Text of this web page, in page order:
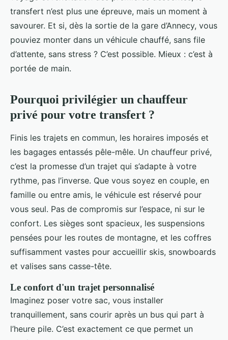
transfert n’est plus une épreuve, mais un moment à
savourer. Et si, dès la sortie de la gare d’Annecy, vous
pouviez monter dans un véhicule chauffé, sans file
d’attente, sans stress ? C’est possible. Mieux : c’est à
portée de main.
Pourquoi privilégier un chauffeur
privé pour votre transfert ?
Finis les trajets en commun, les horaires imposés et
les bagages entassés pêle-mêle. Un chauffeur privé,
c’est la promesse d’un trajet qui s’adapte à votre
rythme, pas l’inverse. Que vous soyez en couple, en
famille ou entre amis, le véhicule est réservé pour
vous seul. Pas de compromis sur l’espace, ni sur le
confort. Les sièges sont spacieux, les suspensions
pensées pour les routes de montagne, et les coffres
suffisamment vastes pour accueillir skis, snowboards
et valises sans casse-tête.
Le confort d'un trajet personnalisé
Imaginez poser votre sac, vous installer
tranquillement, sans courir après un bus qui part à
l’heure pile. C’est exactement ce que permet un